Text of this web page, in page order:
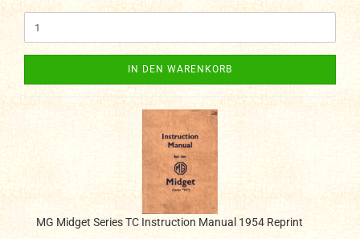
IN DEN WARENKORB
MG Midget Series TC Instruction Manual 1954 Reprint